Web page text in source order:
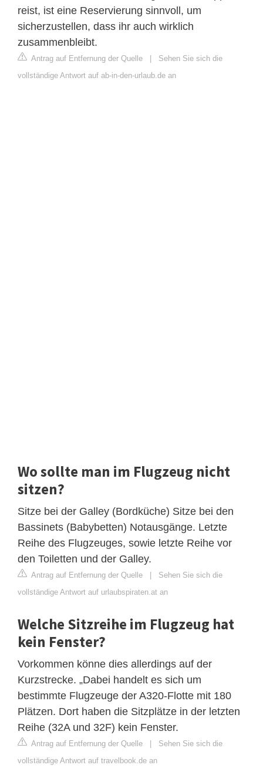
reist, ist eine Reservierung sinnvoll, um
sicherzustellen, dass ihr auch wirklich
zusammenbleibt.
Antrag auf Entfernung der Quelle | Sehen Sie sich die
vollständige Antwort auf ab-in-den-urlaub.de an
Wo sollte man im Flugzeug nicht
sitzen?
Sitze bei der Galley (Bordküche) Sitze bei den
Bassinets (Babybetten) Notausgänge. Letzte
Reihe des Flugzeuges, sowie letzte Reihe vor
den Toiletten und der Galley.
Antrag auf Entfernung der Quelle | Sehen Sie sich die
vollständige Antwort auf urlaubspiraten.at an
Welche Sitzreihe im Flugzeug hat
kein Fenster?
Vorkommen könne dies allerdings auf der
Kurzstrecke. „Dabei handelt es sich um
bestimmte Flugzeuge der A320-Flotte mit 180
Plätzen. Dort haben die Sitzplätze in der letzten
Reihe (32A und 32F) kein Fenster.
Antrag auf Entfernung der Quelle | Sehen Sie sich die
vollständige Antwort auf travelbook.de an